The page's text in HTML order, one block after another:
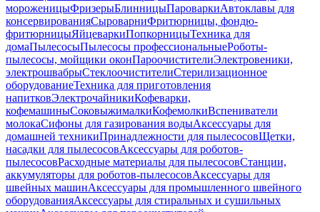
мороженицыФризерыБлинницыПароваркиАвтоклавы для
консервированияСыроварниФритюрницы, фондю-
фритюрницыЯйцеваркиПопкорницыТехника для
домаПылесосыПылесосы профессиональныеРоботы-
пылесосы, мойщики оконПароочистителиЭлектровеники,
электрошвабрыСтеклоочистителиСтерилизационное
оборудованиеТехника для приготовления
напитковЭлектрочайникиКофеварки,
кофемашиныСоковыжималкиКофемолкиВспениватели
молокаСифоны для газирования водыАксессуары для
домашней техникиПринадлежности для пылесосовЩетки,
насадки для пылесосовАксессуары для роботов-
пылесосовРасходные материалы для пылесосовСтанции,
аккумуляторы для роботов-пылесосовАксессуары для
швейных машинАксессуары для промышленного швейного
оборудованияАксессуары для стиральных и сушильных